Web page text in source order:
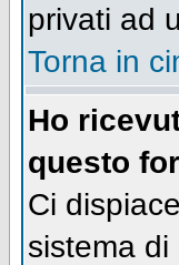
privati ad
Torna in
Ho
questo
Ci
sistema